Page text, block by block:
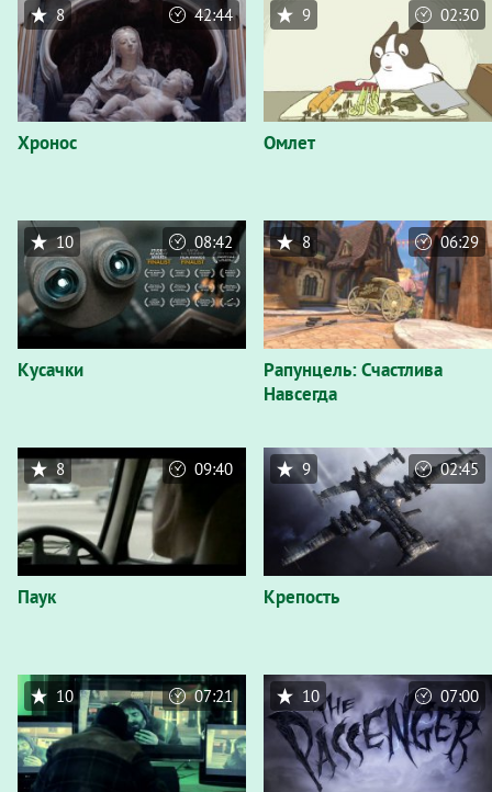
Хронос
8 42:44
Омлет
9 02:30
Кусачки
10 08:42
Рапунцель: Счастлива
Навсегда
8 06:29
Паук
8 09:40
Крепость
9 02:45
10 07:21 10 07:00